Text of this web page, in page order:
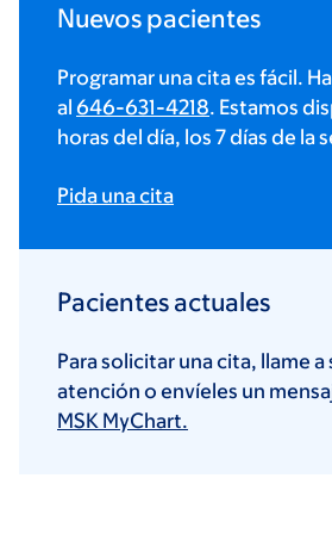
Nuevos pacientes
Programar una cita es fácil.
al 646-631-4218. Estamos
horas del día, los 7 días de la
Pida una cita
Pacientes actuales
Para solicitar una cita, llame
atención o envíeles un
MSK MyChart.